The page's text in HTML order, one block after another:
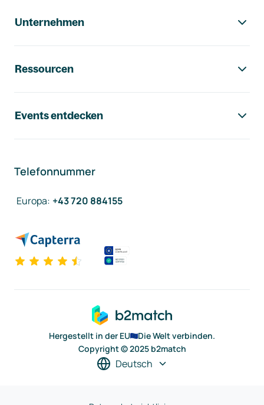
Unternehmen
Ressourcen
Events entdecken
Telefonnummer
Europa: +43 720 884155
Hergestellt in der EU
Die Welt verbinden.
Copyright © 2025 b2match
Deutsch